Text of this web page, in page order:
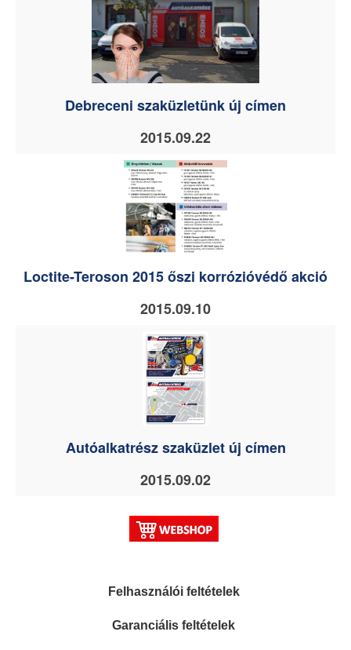
Debreceni szaküzletünk új címen
2015.09.22
Loctite-Teroson 2015 őszi korrózióvédő akció
2015.09.10
Autóalkatrész szaküzlet új címen
2015.09.02
Felhasználói feltételek
Garanciális feltételek